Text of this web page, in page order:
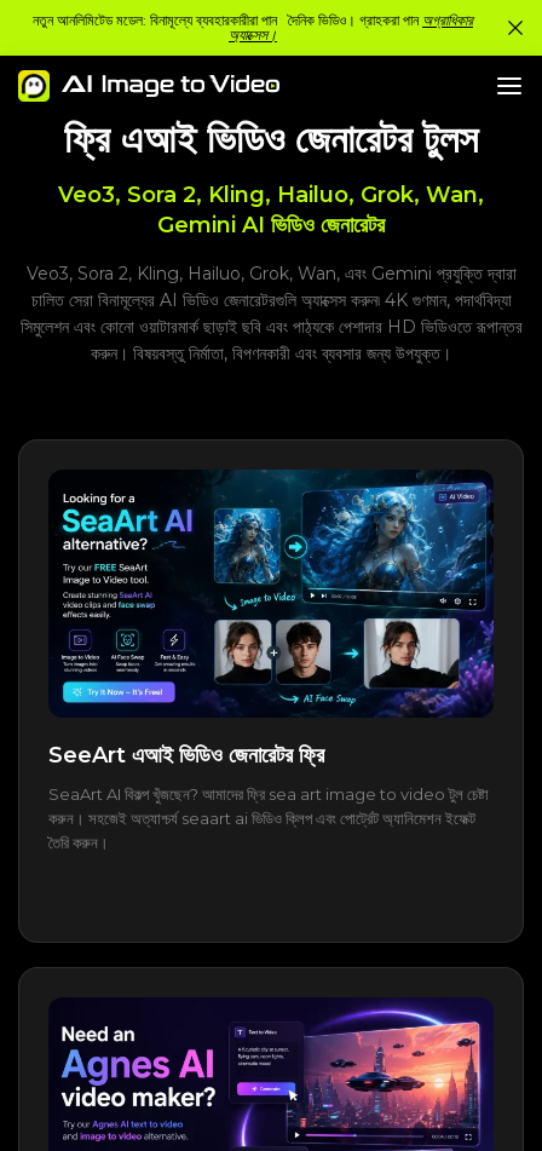
নতুন আনলিমিটেড মডেল: বিনামূল্যে ব্যবহারকারীরা পান দৈনিক ভিডিও। গ্রাহকরা পান অগ্রাধিকার
অ্যাক্সেস।
ফ্রি এআই ভিডিও জেনারেটর টুলস
Veo3, Sora 2, Kling, Hailuo, Grok, Wan,
Gemini AI ভিডিও জেনারেটর
Veo3, Sora 2, Kling, Hailuo, Grok, Wan, এবং Gemini প্রযুক্তি দ্বারা
চালিত সেরা বিনামূল্যের AI ভিডিও জেনারেটরগুলি অ্যাক্সেস করুন৷ 4K গুণমান, পদার্থবিদ্যা
সিমুলেশন এবং কোনো ওয়াটারমার্ক ছাড়াই ছবি এবং পাঠ্যকে পেশাদার HD ভিডিওতে রূপান্তর
করুন। বিষয়বস্তু নির্মাতা, বিপণনকারী এবং ব্যবসার জন্য উপযুক্ত।
SeeArt এআই ভিডিও জেনারেটর ফ্রি
SeaArt AI বিকল্প খুঁজছেন? আমাদের ফ্রি sea art image to video টুল চেষ্টা
করুন। সহজেই অত্যাশ্চর্য seaart ai ভিডিও ক্লিপ এবং পোর্ট্রেট অ্যানিমেশন ইফেক্ট
তৈরি করুন।